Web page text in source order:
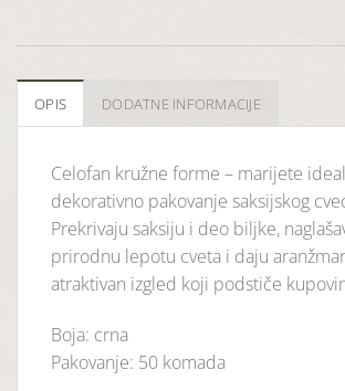
OPIS DODATNE INFORMACIJE
Celofan kružne forme – marijete
dekorativno pakovanje saksijskog
Prekrivaju saksiju i deo biljke,
prirodnu lepotu cveta i daju
atraktivan izgled koji podstiče
Boja: crna
Pakovanje: 50 komada